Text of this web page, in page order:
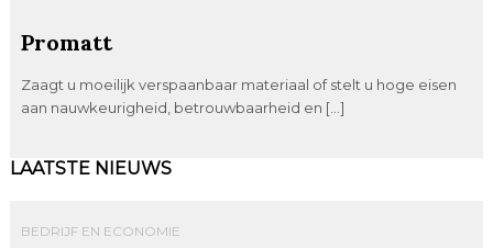
Promatt
Zaagt u moeilijk verspaanbaar materiaal of stelt u hoge eisen
aan nauwkeurigheid, betrouwbaarheid en […]
LAATSTE NIEUWS
BEDRIJF EN ECONOMIE